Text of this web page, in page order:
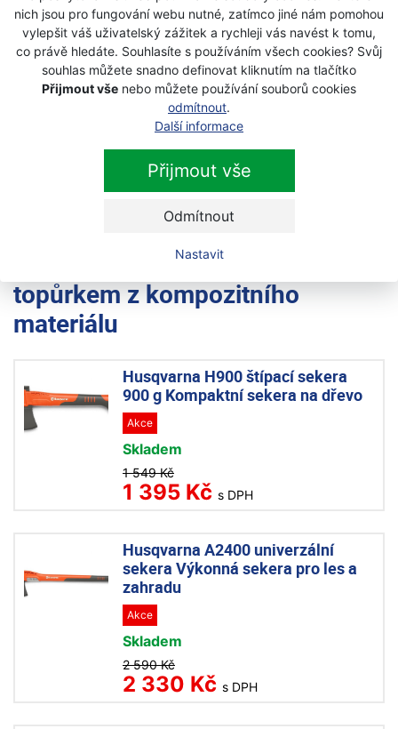
nich jsou pro fungování webu nutné, zatímco jiné nám pomohou
vylepšit váš uživatelský zážitek a rychleji vás navést k tomu,
co právě hledáte. Souhlasíte s používáním všech cookies? Svůj
souhlas můžete snadno definovat kliknutím na tlačítko
Přijmout vše nebo můžete používání souborů cookies
odmítnout.
Další informace
Přijmout vše
Odmítnout
Nastavit
ergonomická protiskluzová rukojeť
vysoká odolnost proti povětrnostním vlivům
možnost použití zadní části hlavy pro zatloukání
klínů
vhodná pro přípravu palivového dřeva i běžné
Husqvarna A1400 je ideální volbou pro majitele domů,
chalupáře, zahrádkáře i uživatele, kteří hledají kvalitní
a odolnou univerzální sekeru pro každodenní použití.
Další produkty z kategorie
topůrkem z kompozitního
materiálu
Husqvarna H900 štípací sekera
900 g Kompaktní sekera na dřevo
Akce
Skladem
1 549 Kč
1 395 Kč s DPH
Husqvarna A2400 univerzální
sekera Výkonná sekera pro les a
zahradu
Akce
Skladem
2 590 Kč
2 330 Kč s DPH